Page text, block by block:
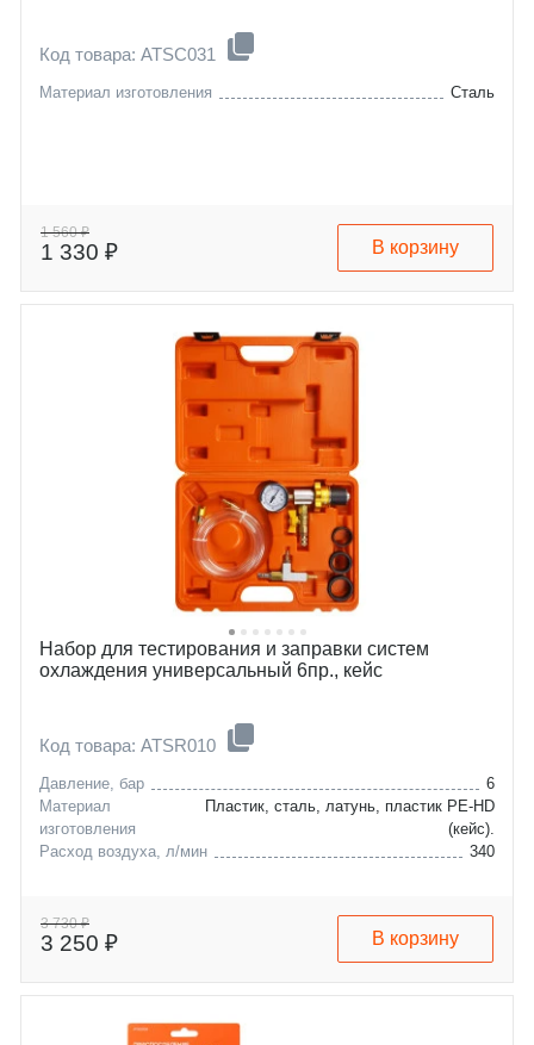
Код товара: ATSC031
Материал изготовления Сталь
1 560 ₽
1 330 ₽ В корзину
Набор для тестирования и заправки систем
охлаждения универсальный 6пр., кейс
Код товара: ATSR010
Давление, бар
6
Материал
изготовления
Пластик, сталь, латунь, пластик PE-HD
(кейс).
Расход воздуха, л/мин
340
3 730 ₽
3 250 ₽ В корзину